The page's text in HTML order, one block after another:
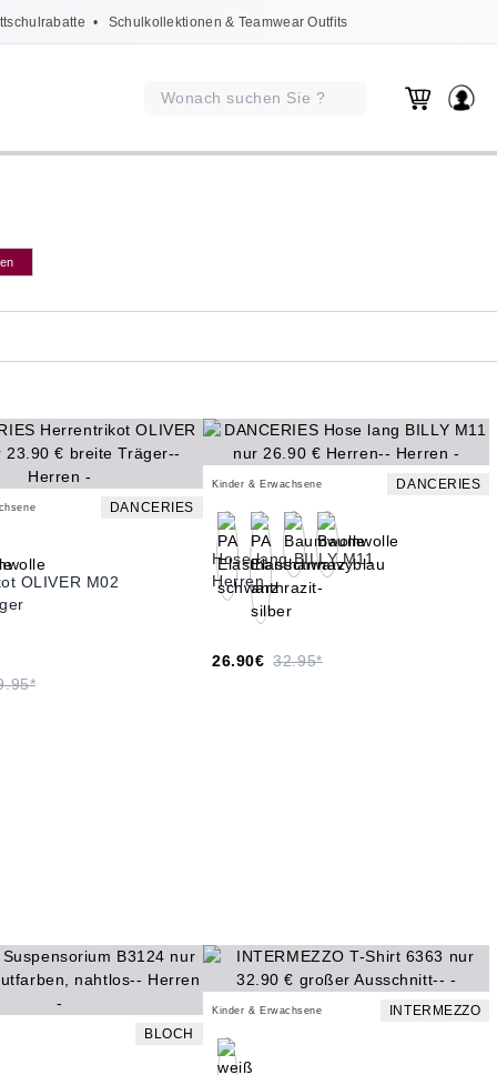
• Schulkollektionen & Teamwear Outfits
DANCERIES
OLIVER M02
Kinder & Erwachsene DANCERIES
Hose lang BILLY M11
Herren
26.90€ 32.95*
BLOCH
Kinder & Erwachsene INTERMEZZO